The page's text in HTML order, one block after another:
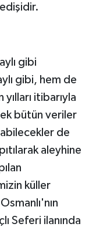
gibi
gibi, hem de
itibarıyla
bütün veriler
de
aleyhine
küller
Seferi ilanında